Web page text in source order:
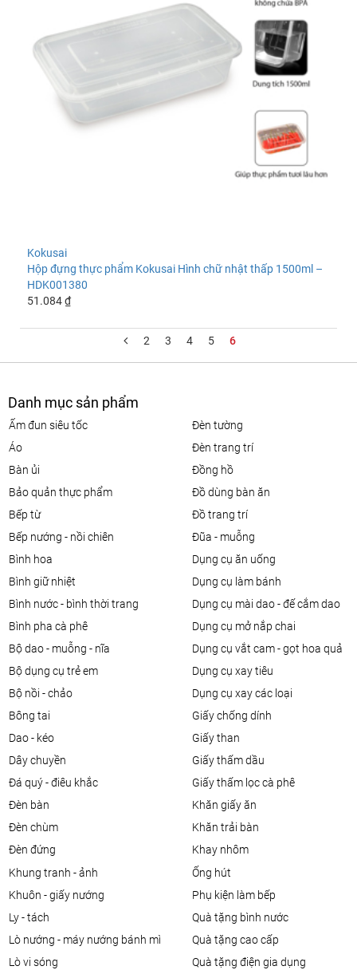
Kokusai
Hộp đựng thực phẩm Kokusai Hình chữ nhật thấp 1500ml –
HDK001380
51.084 ₫
2 3 4 5 6
Danh mục sản phẩm
ấm đun siêu tốc
áo
bàn ủi
bảo quản thực phẩm
bếp từ
bếp nướng - nồi chiên
bình hoa
bình giữ nhiệt
bình nước - bình thời trang
bình pha cà phê
bộ dao - muỗng - nĩa
bộ dụng cụ trẻ em
bộ nồi - chảo
bông tai
dao - kéo
dây chuyền
đá quý - điêu khắc
đèn bàn
đèn chùm
đèn đứng
đèn tường
đèn trang trí
đồng hồ
đồ dùng bàn ăn
đồ trang trí
đũa - muỗng
dụng cụ ăn uống
dụng cụ làm bánh
dụng cụ mài dao - đế cắm dao
dụng cụ mở nắp chai
dụng cụ vắt cam - gọt hoa quả
dụng cụ xay tiêu
dụng cụ xay các loại
giấy chống dính
giấy than
giấy thấm dầu
giấy thấm lọc cà phê
khăn giấy ăn
khăn trải bàn
khay nhôm
khung tranh - ảnh
khuôn - giấy nướng
ly - tách
lò nướng - máy nướng bánh mì
lò vi sóng
ống hút
phụ kiện làm bếp
quà tặng bình nước
quà tặng cao cấp
quà tặng điện gia dụng